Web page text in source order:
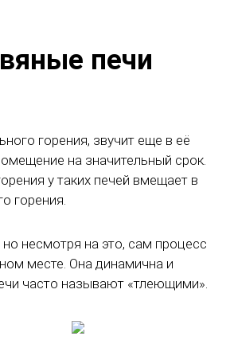
печи
горения, звучит еще в её
на значительный срок.
у таких печей вмещает в
горения.
несмотря на это, сам процесс
месте. Она динамична и
часто называют «тлеющими».